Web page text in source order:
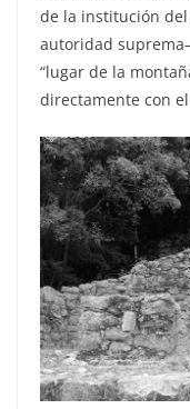
de la institución
autoridad
“lugar de la
directamente con